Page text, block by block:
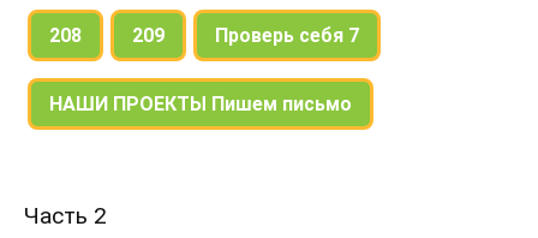
208 209 Проверь себя 7
НАШИ ПРОЕКТЫ Пишем письмо
Часть 2